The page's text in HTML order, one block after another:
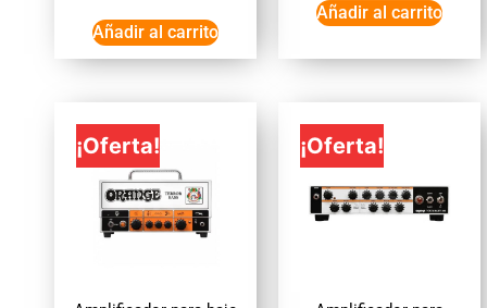
Añadir al carrito
Añadir al carrito
¡Oferta! ¡Oferta!